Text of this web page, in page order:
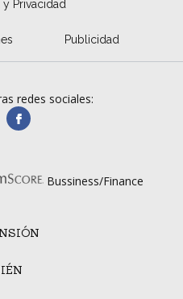
Privacidad
Publicidad
redes sociales:
manufacturaGE
Bussiness/Finance